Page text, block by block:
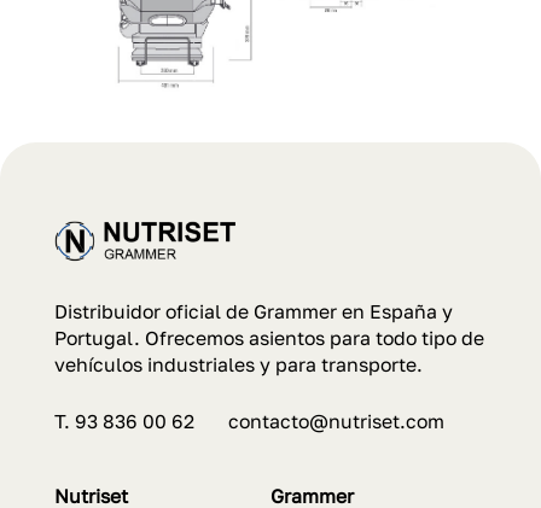
Distribuidor oficial de Grammer en España y
Portugal. Ofrecemos asientos para todo tipo de
vehículos industriales y para transporte.
T. 93 836 00 62 contacto@nutriset.com
Nutriset Grammer